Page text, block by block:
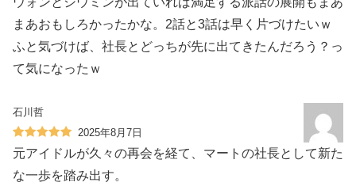
まあおもしろかったかな。2話と3話は早く片づけたいｗ
ふと気づけば、社長とどっちが先に出てきたんだろう？っ
て気になったｗ
石川哲
2025年8月7日
元アイドルが久々の再会を経て、マートの社長として新た
な一歩を踏み出す。